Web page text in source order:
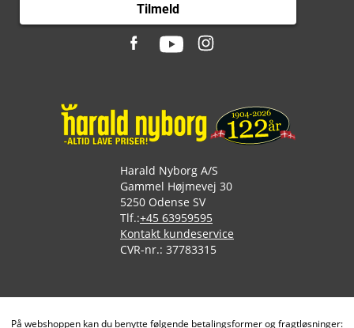
Tilmeld
Harald Nyborg A/S
Gammel Højmevej 30
5250 Odense SV
Tlf.:+45 63959595
Kontakt kundeservice
CVR-nr.: 37783315
På webshoppen kan du benytte følgende betalingsformer og fragtløsninger: